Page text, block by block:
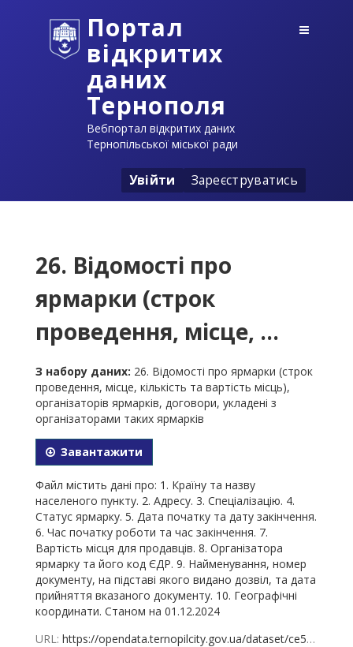
Портал
відкритих
даних
Тернополя
Вебпортал відкритих даних
Тернопільської міської ради
Увійти Зареєструватись
26. Відомості про
ярмарки (строк
проведення, місце, ...
З набору даних: 26. Відомості про ярмарки (строк
проведення, місце, кількість та вартість місць),
організаторів ярмарків, договори, укладені з
організаторами таких ярмарків
Завантажити
Файл містить дані про: 1. Країну та назву
населеного пункту. 2. Адресу. 3. Спеціалізацію. 4.
Статус ярмарку. 5. Дата початку та дату закінчення.
6. Час початку роботи та час закінчення. 7.
Вартість місця для продавців. 8. Організатора
ярмарку та його код ЄДР. 9. Найменування, номер
документу, на підставі якого видано дозвіл, та дата
прийняття вказаного документу. 10. Географічні
координати. Станом на 01.12.2024
URL: https://opendata.ternopilcity.gov.ua/dataset/ce5c05aa-a3ee-4fa7-95d8-0775154c7939/resource/71d7cf47-a701-4249-ba26-5dadb9048659/download/26-01.12.2024.xlsx